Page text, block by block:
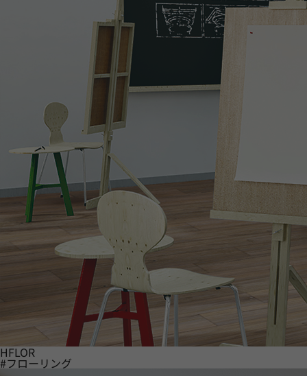
HFLOR
#フローリング